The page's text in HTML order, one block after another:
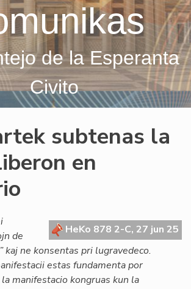
de la Esperanta
Civito
subtenas la
en
HeKo 878 2-C, 27 jun 25
de
kaj ne konsentas pri lugravedeco.
estas fundamenta por
manifestacio kongruas kun la